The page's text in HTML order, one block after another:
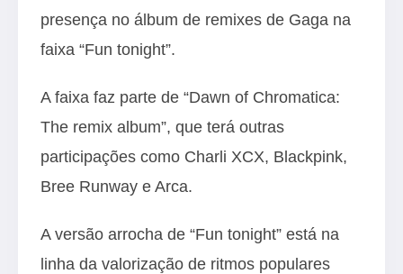
presença no álbum de remixes de Gaga na
faixa “Fun tonight”.
A faixa faz parte de “Dawn of Chromatica:
The remix album”, que terá outras
participações como Charli XCX, Blackpink,
Bree Runway e Arca.
A versão arrocha de “Fun tonight” está na
linha da valorização de ritmos populares